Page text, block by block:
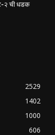
२ ची धडक
2529
1402
1000
606